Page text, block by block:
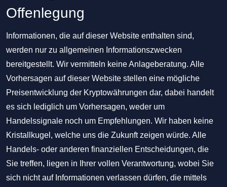
Offenlegung
Informationen, die auf dieser Website enthalten sind,
werden nur zu allgemeinen Informationszwecken
bereitgestellt. Wir vermitteln keine Anlageberatung. Alle
Vorhersagen auf dieser Website stellen eine mögliche
Preisentwicklung der Kryptowährungen dar, dabei handelt
es sich lediglich um Vorhersagen, weder um
Handelssignale noch um Empfehlungen. Wir haben keine
Kristallkugel, welche uns die Zukunft zeigen würde. Alle
Handels- oder anderen finanziellen Entscheidungen, die
Sie treffen, liegen in Ihrer vollen Verantwortung, wobei Sie
sich nicht auf Informationen verlassen dürfen, die mittels